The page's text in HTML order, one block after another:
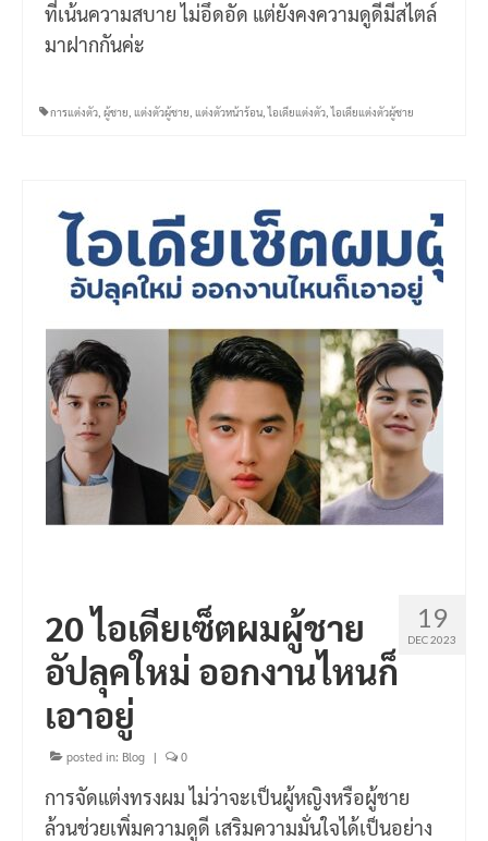
ที่เน้นความสบาย ไม่อึดอัด แต่ยังคงความดูดีมีสไตล์
มาฝากกันค่ะ
การแต่งตัว ผู้ชาย แต่งตัวผู้ชาย แต่งตัวหน้าร้อน ,ไอเดียแต่งตัว ,ไอเดียแต่งตัวผู้ชาย
19
DEC 2023
20 ไอเดียเซ็ตผมผู้ชาย
อัปลุคใหม่ ออกงานไหนก็
เอาอยู่
posted in: Blog | 0
การจัดแต่งทรงผม ไม่ว่าจะเป็นผู้หญิงหรือผู้ชาย
ล้วนช่วยเพิ่มความดูดี เสริมความมั่นใจได้เป็นอย่าง